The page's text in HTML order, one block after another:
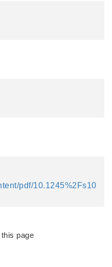
pdf/10.1245%2Fs10
page